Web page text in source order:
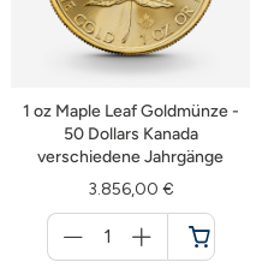
1 oz Maple Leaf Goldmünze -
50 Dollars Kanada
verschiedene Jahrgänge
3.856,00 €
für
Warenkorb